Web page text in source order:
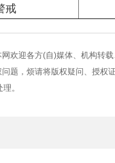
戒
欢迎各方(自)媒体、机构转
题，烦请将版权疑问、授权
。